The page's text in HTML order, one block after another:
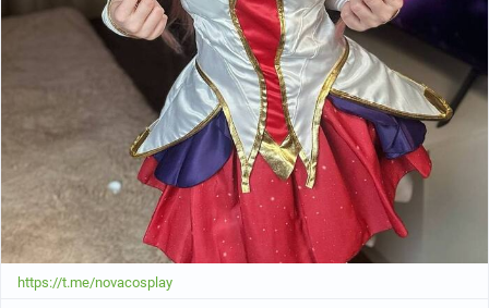
https://t.me/novacosplay